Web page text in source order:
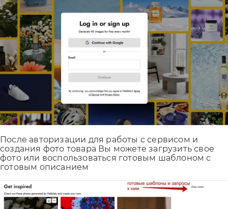
После авторизации для работы с сервисом и
создания фото товара Вы можете загрузить свое
фото или воспользоваться готовым шаблоном с
готовым описанием